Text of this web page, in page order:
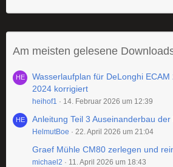
Am meisten gelesene
Wasserlaufplan für DeLonghi
2024 korrigiert
heihof1 14. Februar 2026 um 12:39
Anleitung Teil 3 Auseinanderbau
HelmutBoe 22. April 2026 um 21:04
Graef Mühle CM80 zerlegen und
michael2 11. April 2026 um 18:43